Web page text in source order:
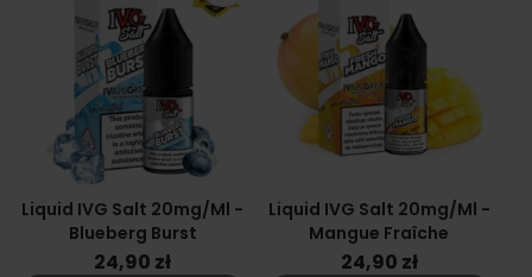
Liquid IVG Salt 20mg/ml -
Blueberg Burst
24,90 zł
Liquid IVG Salt 20mg/ml -
Mangue Fraîche
24,90 zł